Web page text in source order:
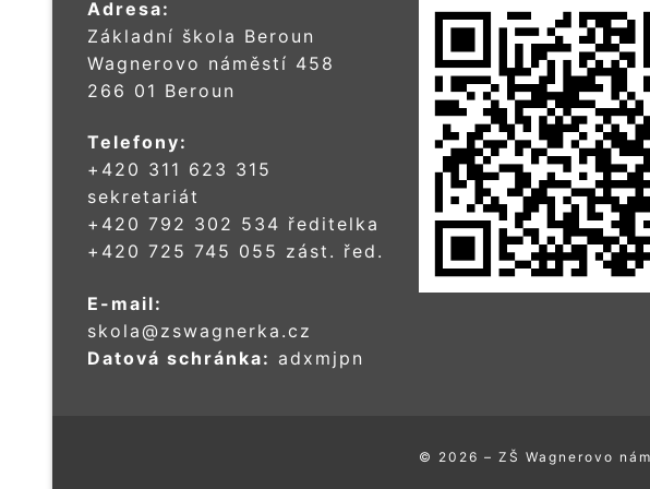
Adresa:
Základní škola Beroun
Wagnerovo náměstí 458
266 01 Beroun
Telefony:
+420 311 623 315
sekretariát
+420 792 302 534 ředitelka
+420 725 745 055 zást. řed.
E-mail:
skola@zswagnerka.cz
Datová schránka: adxmjpn
© 2026 – ZŠ Wagnerovo